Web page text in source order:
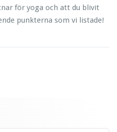
för yoga och att du blivit
punkterna som vi listade!